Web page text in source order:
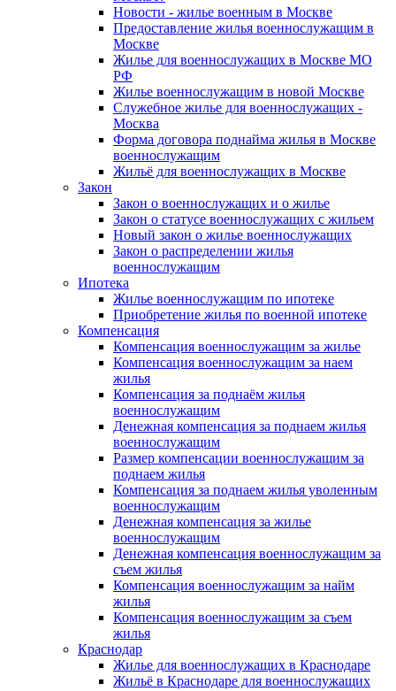
Новости - жилье военным в Москве
Предоставление жилья военнослужащим в
Москве
Жилье для военнослужащих в Москве МО
РФ
Жилье военнослужащим в новой Москве
Служебное жилье для военнослужащих -
Москва
Форма договора поднайма жилья в Москве
военнослужащим
Жильё для военнослужащих в Москве
Закон
Закон о военнослужащих и о жилье
Закон о статусе военнослужащих с жильем
Новый закон о жилье военнослужащих
Закон о распределении жилья
военнослужащим
Ипотека
Жилье военнослужащим по ипотеке
Приобретение жилья по военной ипотеке
Компенсация
Компенсация военнослужащим за жилье
Компенсация военнослужащим за наем
жилья
Компенсация за поднаём жилья
военнослужащим
Денежная компенсация за поднаем жилья
военнослужащим
Размер компенсации военнослужащим за
поднаем жилья
Компенсация за поднаем жилья уволенным
военнослужащим
Денежная компенсация за жилье
военнослужащим
Денежная компенсация военнослужащим за
съем жилья
Компенсация военнослужащим за найм
жилья
Компенсация военнослужащим за съем
жилья
Краснодар
Жилье для военнослужащих в Краснодаре
Жильё в Краснодаре для военнослужащих